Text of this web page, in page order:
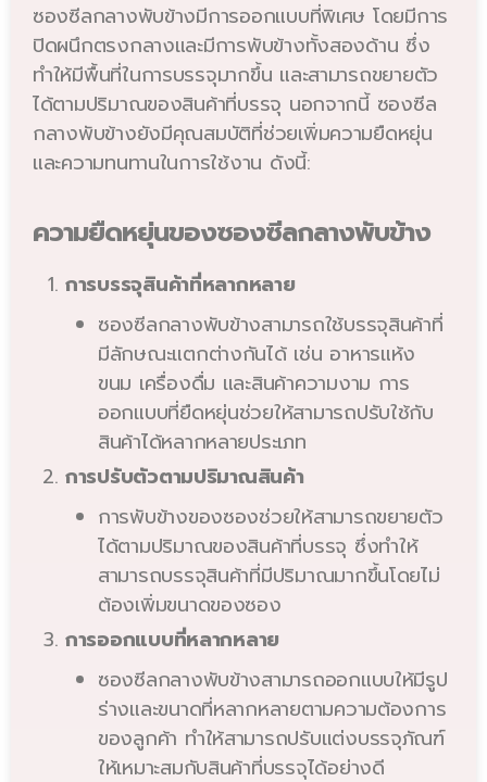
ซองซีลกลางพับข้างมีการออกแบบที่พิเศษ โดยมีการ
ปิดผนึกตรงกลางและมีการพับข้างทั้งสองด้าน ซึ่ง
ทำให้มีพื้นที่ในการบรรจุมากขึ้น และสามารถขยายตัว
ได้ตามปริมาณของสินค้าที่บรรจุ นอกจากนี้ ซองซีล
กลางพับข้างยังมีคุณสมบัติที่ช่วยเพิ่มความยืดหยุ่น
และความทนทานในการใช้งาน ดังนี้:
ความยืดหยุ่นของซองซีลกลางพับข้าง
การบรรจุสินค้าที่หลากหลาย
ซองซีลกลางพับข้างสามารถใช้บรรจุสินค้าที่
มีลักษณะแตกต่างกันได้ เช่น อาหารแห้ง
ขนม เครื่องดื่ม และสินค้าความงาม การ
ออกแบบที่ยืดหยุ่นช่วยให้สามารถปรับใช้กับ
สินค้าได้หลากหลายประเภท
การปรับตัวตามปริมาณสินค้า
การพับข้างของซองช่วยให้สามารถขยายตัว
ได้ตามปริมาณของสินค้าที่บรรจุ ซึ่งทำให้
สามารถบรรจุสินค้าที่มีปริมาณมากขึ้นโดยไม่
ต้องเพิ่มขนาดของซอง
การออกแบบที่หลากหลาย
ซองซีลกลางพับข้างสามารถออกแบบให้มีรูป
ร่างและขนาดที่หลากหลายตามความต้องการ
ของลูกค้า ทำให้สามารถปรับแต่งบรรจุภัณฑ์
ให้เหมาะสมกับสินค้าที่บรรจุได้อย่างดี